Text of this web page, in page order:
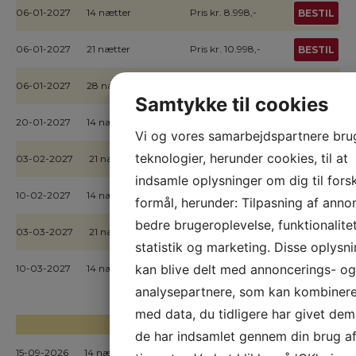
06-01-2027 14 nætter Pris kr. 8.998,- BESTIL
06-01-2027 21 nætter Pris kr. 10.998,- BESTIL
06-01-2027 28 nætter
20-01-2027 14 nætter
03-02-2027 21 nætter Pris kr. 11.998,- BESTIL
10-02-2027 14 nætter Pris kr. 9.998,- BESTIL
03-03-2027 21 nætter Pris kr. 12.998,- BESTIL
10-03-2027 14 nætter Pris kr. 10.998,- BESTIL
ÅLBORG
15-09-2026 14 nætter Pris kr. 14.998,- BESTIL
Samtykke til cookies
Vi og vores samarbejdspartnere
teknologier, herunder cookies, til at
indsamle oplysninger om dig til
formål, herunder: Tilpasning af
bedre brugeroplevelse,
statistik og marketing. Disse
kan blive delt med annoncerings- og
analysepartnere, som kan
med data, du tidligere har givet
de har indsamlet gennem din brug